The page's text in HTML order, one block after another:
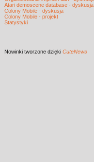
Atari demoscene database - dyskusja
Colony Mobile - dyskusja
Colony Mobile - projekt
Statystyki
Nowinki tworzone dzięki CuteNews